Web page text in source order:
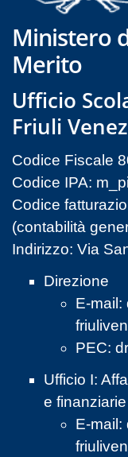
Ministero
Merito
Ufficio
Friuli
Codice Fiscale
Codice IPA:
Codice
(contabilità
Indirizzo: Via
Direzione
E-mail:
PEC:
Ufficio I:
e finanziarie
E-mail: